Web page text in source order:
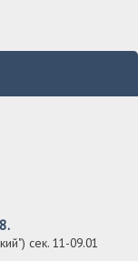
сек. 11-09.01